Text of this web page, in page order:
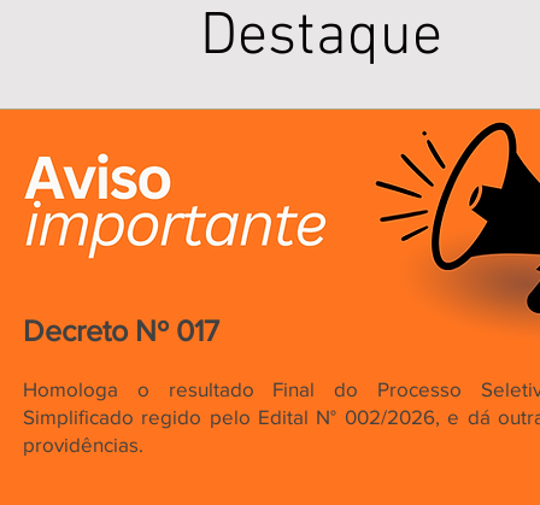
Destaque
Decreto Nº 017
Homologa o resultado Final do Processo
Simplificado regido pelo Edital N° 002/2026, e dá
providências.